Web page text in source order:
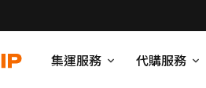
集運服務 代購服務